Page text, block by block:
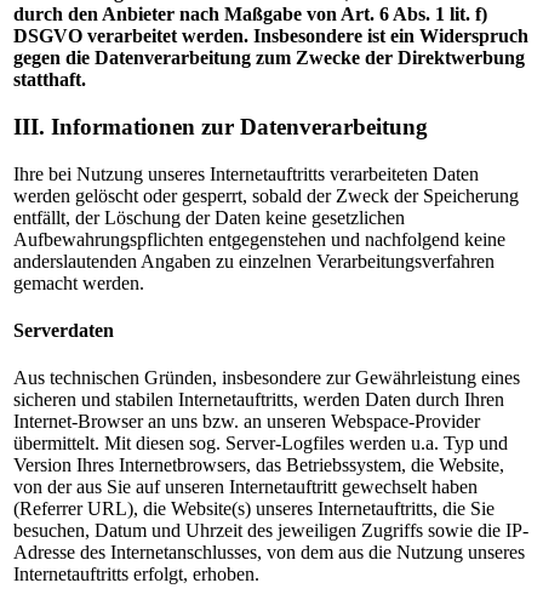
durch den Anbieter nach Maßgabe von Art. 6 Abs. 1 lit. f)
DSGVO verarbeitet werden. Insbesondere ist ein Widerspruch
gegen die Datenverarbeitung zum Zwecke der Direktwerbung
statthaft.
III. Informationen zur Datenverarbeitung
Ihre bei Nutzung unseres Internetauftritts verarbeiteten Daten
werden gelöscht oder gesperrt, sobald der Zweck der Speicherung
entfällt, der Löschung der Daten keine gesetzlichen
Aufbewahrungspflichten entgegenstehen und nachfolgend keine
anderslautenden Angaben zu einzelnen Verarbeitungsverfahren
gemacht werden.
Serverdaten
Aus technischen Gründen, insbesondere zur Gewährleistung eines
sicheren und stabilen Internetauftritts, werden Daten durch Ihren
Internet-Browser an uns bzw. an unseren Webspace-Provider
übermittelt. Mit diesen sog. Server-Logfiles werden u.a. Typ und
Version Ihres Internetbrowsers, das Betriebssystem, die Website,
von der aus Sie auf unseren Internetauftritt gewechselt haben
(Referrer URL), die Website(s) unseres Internetauftritts, die Sie
besuchen, Datum und Uhrzeit des jeweiligen Zugriffs sowie die IP-
Adresse des Internetanschlusses, von dem aus die Nutzung unseres
Internetauftritts erfolgt, erhoben.